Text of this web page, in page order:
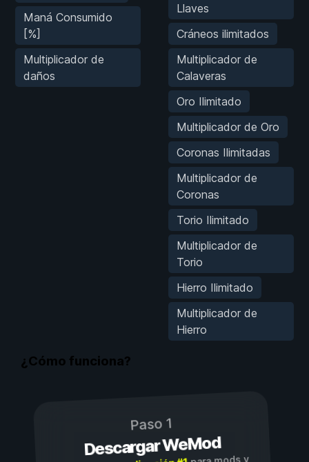
Maná Consumido
[%]
Multiplicador de
daños
Llaves
Cráneos ilimitados
Multiplicador de
Calaveras
Oro Ilimitado
Multiplicador de Oro
Coronas Ilimitadas
Multiplicador de
Coronas
Torio Ilimitado
Multiplicador de
Torio
Hierro Ilimitado
Multiplicador de
Hierro
¿Cómo funciona?
Paso 1
Descargar WeMod